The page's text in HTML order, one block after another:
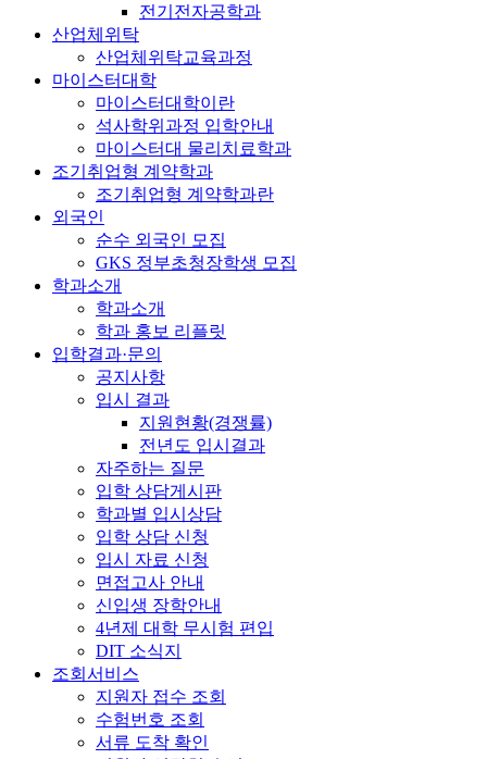
전기전자공학과
산업체위탁
산업체위탁교육과정
마이스터대학
마이스터대학이란
석사학위과정 입학안내
마이스터대 물리치료학과
조기취업형 계약학과
조기취업형 계약학과란
외국인
순수 외국인 모집
GKS 정부초청장학생 모집
학과소개
학과소개
학과 홍보 리플릿
입학결과·문의
공지사항
입시 결과
지원현황(경쟁률)
전년도 입시결과
자주하는 질문
입학 상담게시판
학과별 입시상담
입학 상담 신청
입시 자료 신청
면접고사 안내
신입생 장학안내
4년제 대학 무시험 편입
DIT 소식지
조회서비스
지원자 접수 조회
수험번호 조회
서류 도착 확인